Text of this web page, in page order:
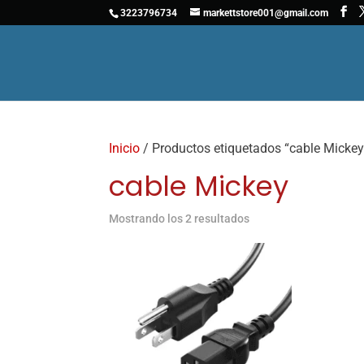
3223796734 markettstore001@gmail.com
Inicio / Productos etiquetados “cable
cable Mickey
Mostrando los 2 resultados